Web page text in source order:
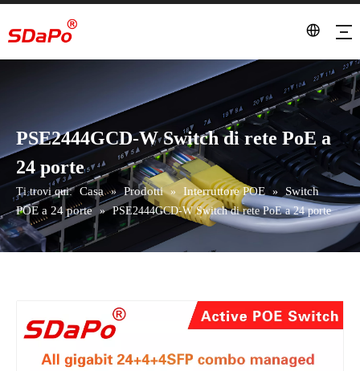
PSE2444GCD-W Switch di rete PoE a
24 porte
Ti trovi qui: Casa » Prodotti » Interruttore POE »
Switch
POE a 24 porte » PSE2444GCD-W Switch di rete PoE a 24 porte